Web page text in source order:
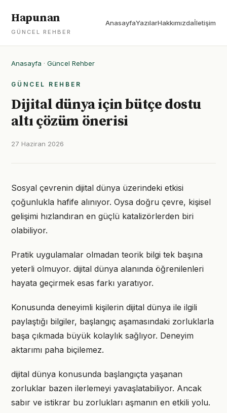
Hapunan
GÜNCEL REHBER
AnasayfaYazılarHakkımızdaİletişim
Anasayfa · Güncel Rehber
GÜNCEL REHBER
Dijital dünya için bütçe dostu
altı çözüm önerisi
27 Haziran 2026
Sosyal çevrenin dijital dünya üzerindeki etkisi
çoğunlukla hafife alınıyor. Oysa doğru çevre, kişisel
gelişimi hızlandıran en güçlü katalizörlerden biri
olabiliyor.
Pratik uygulamalar olmadan teorik bilgi tek başına
yeterli olmuyor. dijital dünya alanında öğrenilenleri
hayata geçirmek esas farkı yaratıyor.
Konusunda deneyimli kişilerin dijital dünya ile ilgili
paylaştığı bilgiler, başlangıç aşamasındaki zorluklarla
başa çıkmada büyük kolaylık sağlıyor. Deneyim
aktarımı paha biçilemez.
dijital dünya konusunda başlangıçta yaşanan
zorluklar bazen ilerlemeyi yavaşlatabiliyor. Ancak
sabır ve istikrar bu zorlukları aşmanın en etkili yolu.